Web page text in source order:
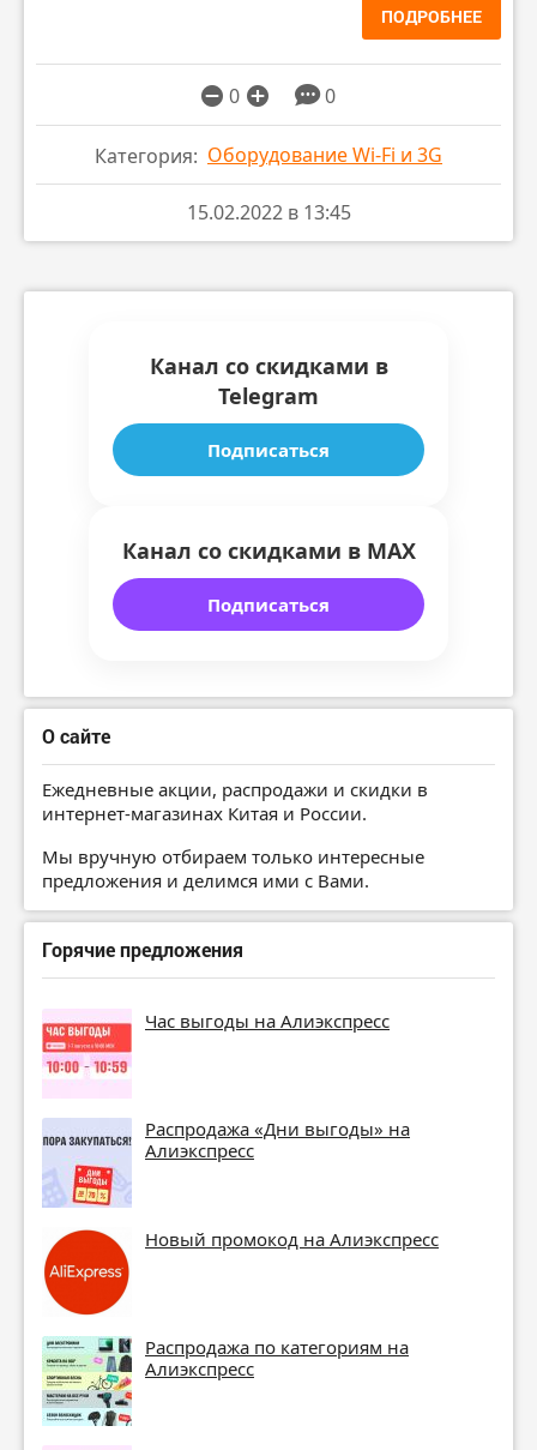
ПОДРОБНЕЕ
0 0
Категория: Оборудование Wi-Fi и 3G
15.02.2022 в 13:45
Канал со скидками в
Telegram
Подписаться
Канал со скидками в MAX
Подписаться
О сайте
Ежедневные акции, распродажи и скидки в
интернет-магазинах Китая и России.
Мы вручную отбираем только интересные
предложения и делимся ими с Вами.
Горячие предложения
Час выгоды на Алиэкспресс
Распродажа «Дни выгоды» на
Алиэкспресс
Новый промокод на Алиэкспресс
Распродажа по категориям на
Алиэкспресс